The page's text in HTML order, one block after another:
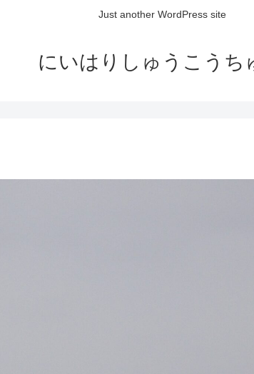
Just another WordPress site
にいはりしゅうこうち